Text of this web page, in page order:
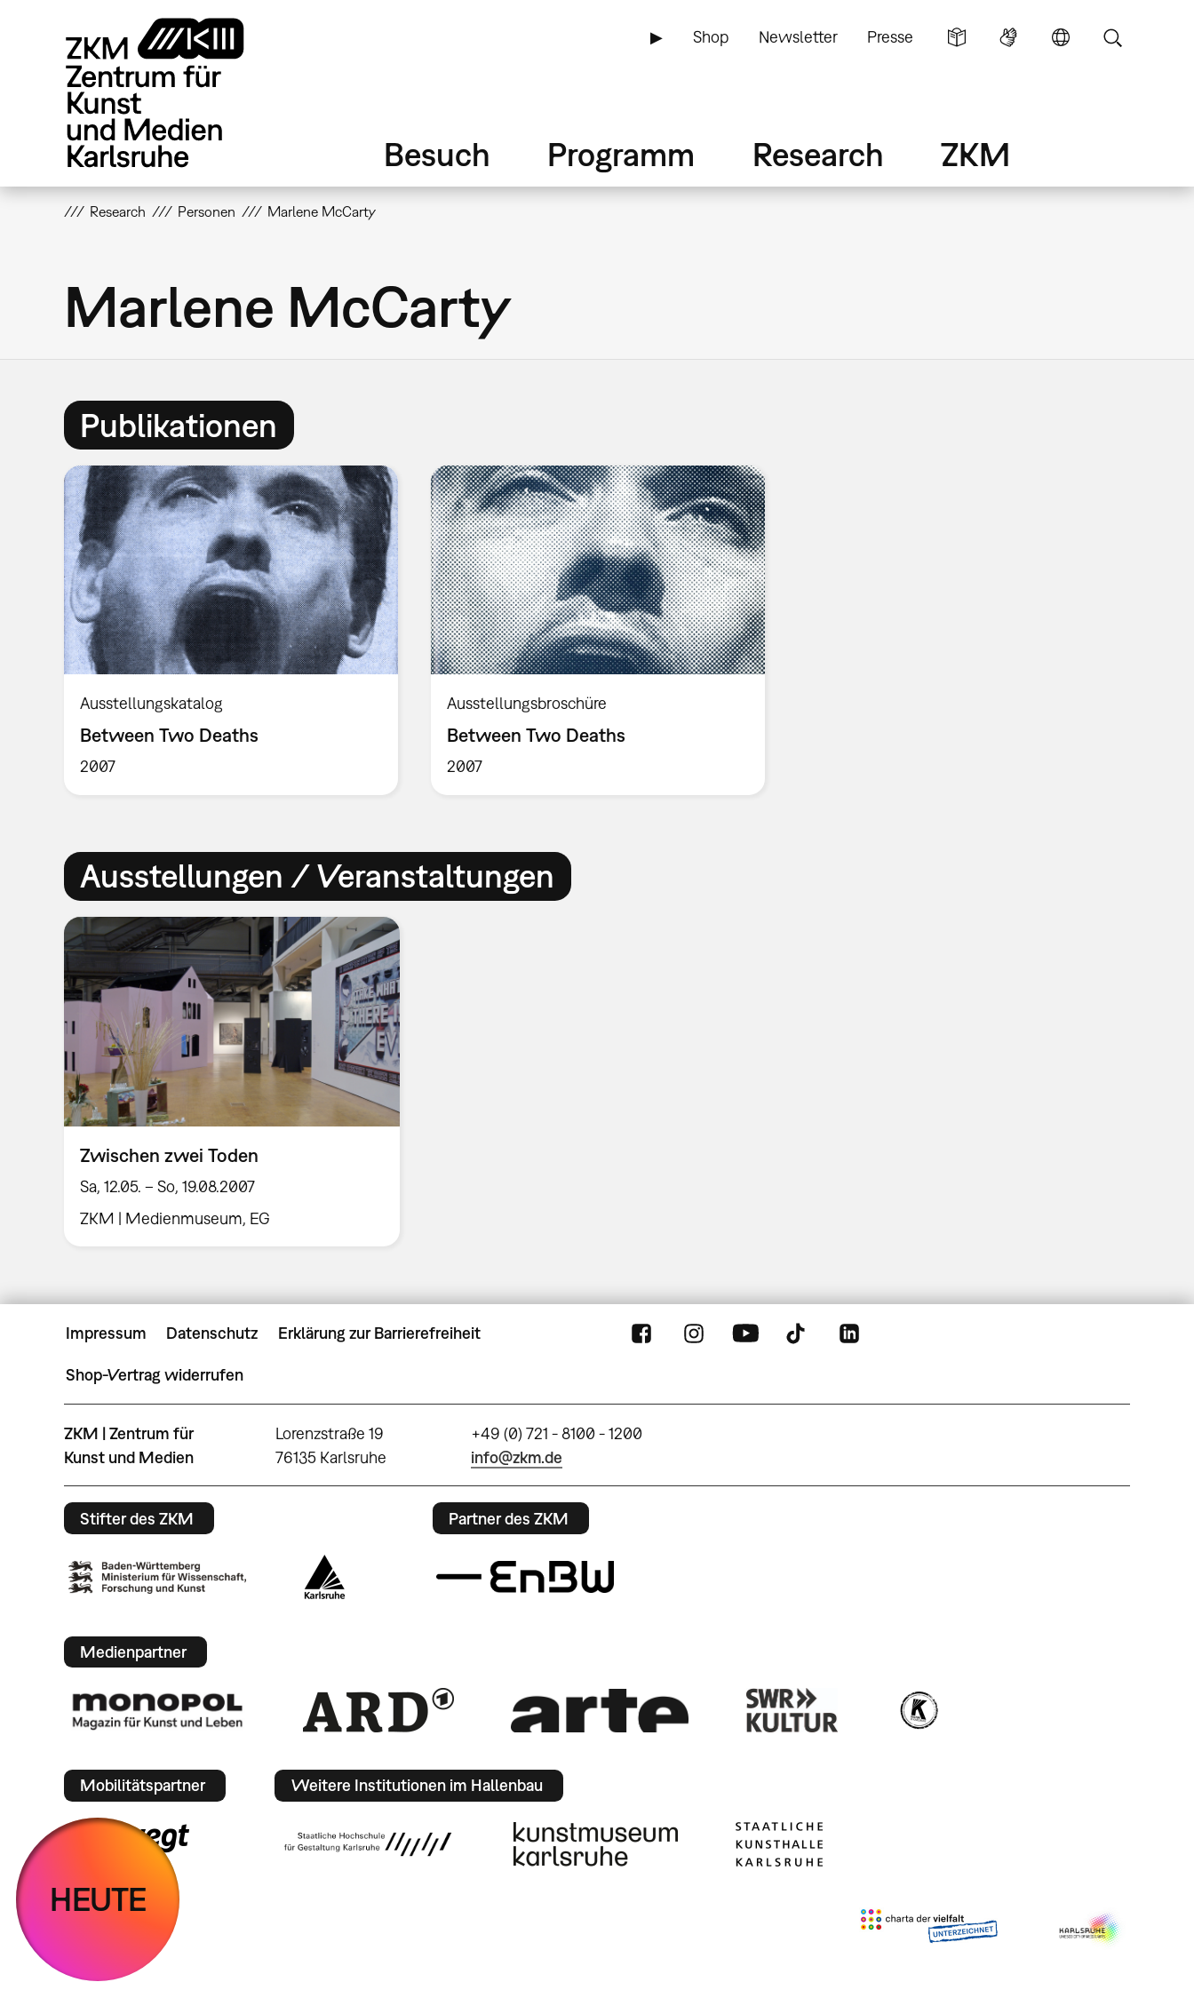
▶ Shop Newsletter Presse
Besuch Programm Research ZKM
Research Personen Marlene McCarty
Marlene McCarty
Publikationen
Ausstellungskatalog
Between Two Deaths
2007
Ausstellungsbroschüre
Between Two Deaths
2007
Ausstellungen / Veranstaltungen
Zwischen zwei Toden
Sa, 12.05. – So, 19.08.2007
ZKM | Medienmuseum, EG
Impressum Datenschutz Erklärung zur Barrierefreiheit
Shop-Vertrag widerrufen
ZKM | Zentrum für
Kunst und Medien
Lorenzstraße 19
76135 Karlsruhe
+49 (0) 721 - 8100 - 1200
info@zkm.de
Stifter des ZKM Partner des ZKM
Medienpartner
Mobilitätspartner Weitere Institutionen im Hallenbau
HEUTE